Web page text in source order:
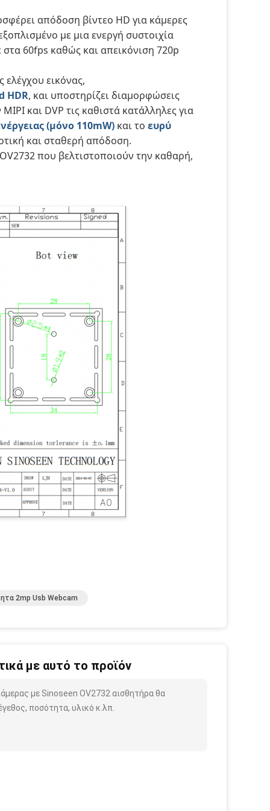
απόδοση βίντεο HD για κάμερες
με μια ενεργή συστοιχία
60fps καθώς και απεικόνιση 720p
εικόνας,
HDR, και υποστηρίζει διαμορφώσεις
και DVP τις καθιστά κατάλληλες για
(μόνο 110mW) και το ευρύ
και σταθερή απόδοση.
που βελτιστοποιούν την καθαρή,
2mp Usb Webcam
με αυτό το προϊόν
με Sinoseen OV2732 αισθητήρα θα
ποσότητα, υλικό κ.λπ.